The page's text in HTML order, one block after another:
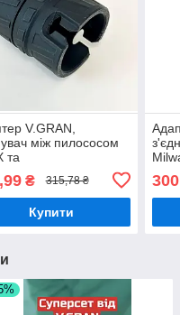
V.GRAN,
між пилососом
та
₴ 315,78 ₴
Купити
300